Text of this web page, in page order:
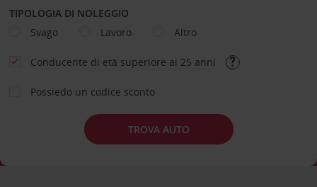
TIPOLOGIA DI NOLEGGIO
Svago
Lavoro Altro
Conducente di età superiore ai 25 anni
Possiedo un codice sconto
TROVA AUTO